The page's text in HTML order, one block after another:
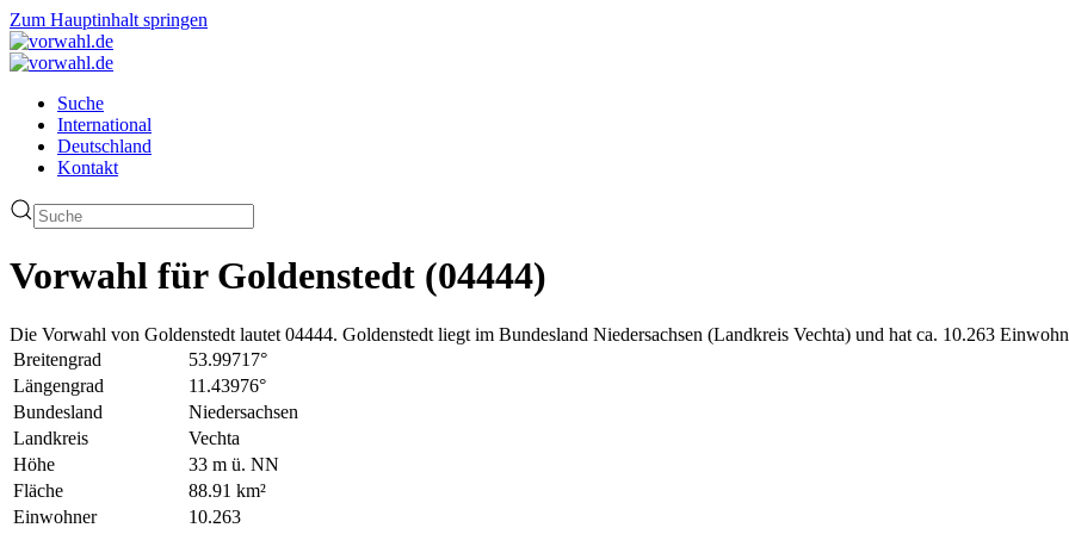
Zum Hauptinhalt springen
Suche
International
Deutschland
Kontakt
Vorwahl für Goldenstedt (04444)
Die Vorwahl von Goldenstedt lautet 04444. Goldenstedt liegt im Bundesland Niedersachsen (Landkreis Vechta) und hat ca. 10.263
Breitengrad
53.99717°
Längengrad
11.43976°
Bundesland
Niedersachsen
Landkreis
Vechta
Höhe
33 m ü. NN
Fläche
88.91 km²
Einwohner
10.263